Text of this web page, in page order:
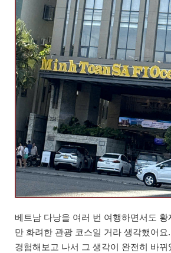
베트남 다낭을 여러 번 여행하면서도
만 화려한 관광 코스일 거라 생각했어요
경험해보고 나서 그 생각이 완전히 바